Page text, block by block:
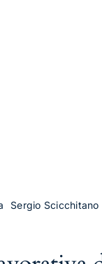
Sergio Scicchitano